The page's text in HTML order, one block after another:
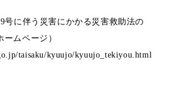
号に伴う災害にかかる災害救助法の
ムページ）
taisaku/kyuujo/kyuujo_tekiyou.html